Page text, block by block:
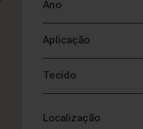
Solicite
Ano
Aplicação
Tecido
Localização